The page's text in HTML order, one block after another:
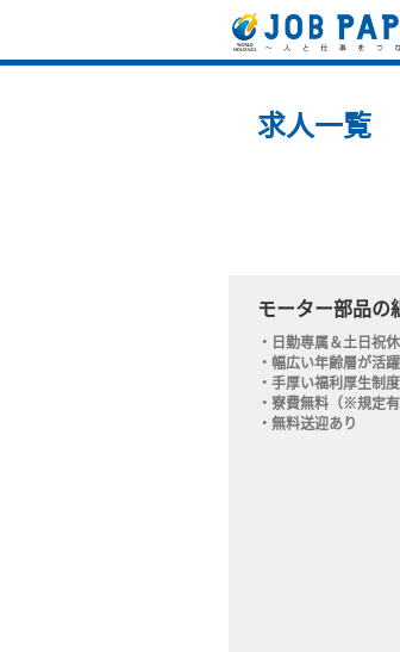
求人一覧
モーター部品
・日勤専属＆土日祝
・幅広い年齢層が活
・手厚い福利厚生制
・寮費無料（※規定有
・無料送迎あり